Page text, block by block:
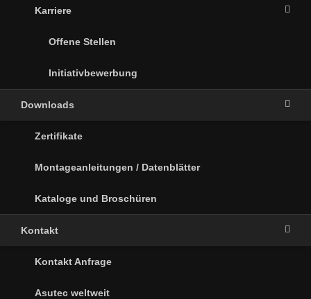
Karriere
Offene Stellen
Initiativbewerbung
Downloads
Zertifikate
Montageanleitungen / Datenblätter
Kataloge und Broschüren
Kontakt
Kontakt Anfrage
Asutec weltweit